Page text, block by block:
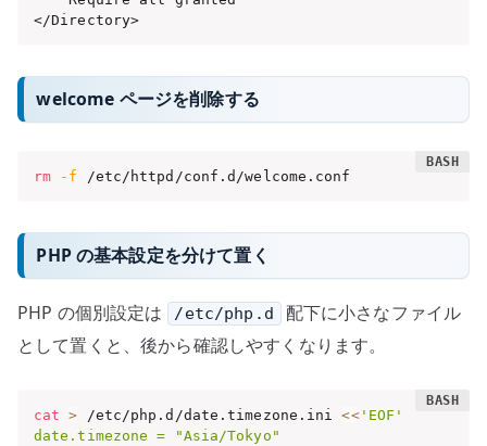
</Directory>
welcome ページを削除する
rm -f /etc/httpd/conf.d/welcome.conf
PHP の基本設定を分けて置く
PHP の個別設定は /etc/php.d
配下に小さなファイル
として置くと、後から確認しやすくなります。
cat > /etc/php.d/date.timezone.ini <<'EOF'
date.timezone = "Asia/Tokyo"